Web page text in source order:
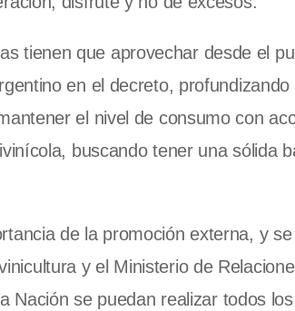
tienen que aprovechar desde el
en el decreto,
el nivel de consumo con
buscando tener una sólida
de la promoción externa, y
y el Ministerio de
Nación se puedan realizar todos